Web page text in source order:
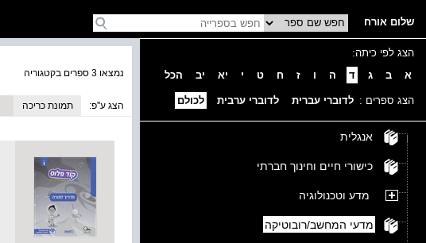
שלום אורח
הצג לפי כיתה:
א
ב ג ד ה ו ז ח ט י יא יב הכל
הצג ספרים : לדוברי עברית לדוברי ערבית לכולם
אנגלית
כישורי חיים וחינוך חברתי
מדע וטכנולוגיה
מדעי המחשב/רובוטיקה
נמצאו 3 ספרים בקטגוריה
הצג ע''פ: תמונת כריכה